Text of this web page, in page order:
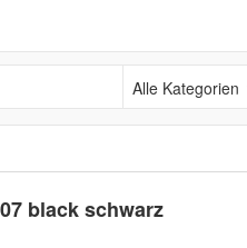
Alle Kategorien
black schwarz